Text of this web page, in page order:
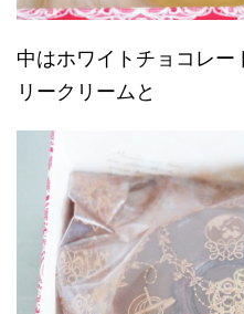
中はホワイトチョコレ
リークリームと